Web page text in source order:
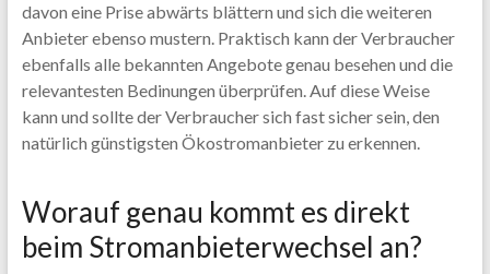
davon eine Prise abwärts blättern und sich die weiteren
Anbieter ebenso mustern. Praktisch kann der Verbraucher
ebenfalls alle bekannten Angebote genau besehen und die
relevantesten Bedinungen überprüfen. Auf diese Weise
kann und sollte der Verbraucher sich fast sicher sein, den
natürlich günstigsten Ökostromanbieter zu erkennen.
Worauf genau kommt es direkt
beim Stromanbieterwechsel an?